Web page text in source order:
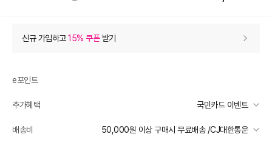
상품 할인 (자동적용)
장바구니 쿠폰 - 10,000
[썸머 피날레] 바바패션 - 10,000
신규 가입하고15% 쿠폰받기
e포인트
추가혜택 국민카드 이벤트
국민카드 이벤트
배송비 50,000원 이상 구매시 무료배송 /CJ대한통운